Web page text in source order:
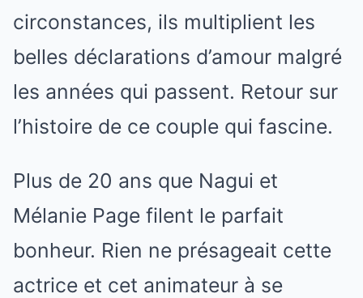
circonstances, ils multiplient les
belles déclarations d’amour malgré
les années qui passent. Retour sur
l’histoire de ce couple qui fascine.
Plus de 20 ans que Nagui et
Mélanie Page filent le parfait
bonheur. Rien ne présageait cette
actrice et cet animateur à se